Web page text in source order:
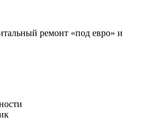
ремонт «под евро» и